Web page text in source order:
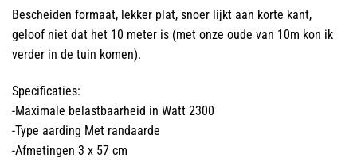
Bescheiden formaat, lekker plat, snoer lijkt aan korte kant,
geloof niet dat het 10 meter is (met onze oude van 10m kon ik
verder in de tuin komen).
Specificaties:
-Maximale belastbaarheid in Watt 2300
-Type aarding Met randaarde
-Afmetingen 3 x 57 cm